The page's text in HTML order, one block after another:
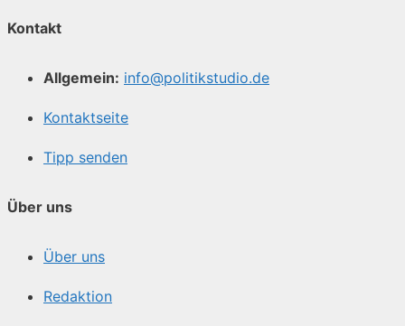
Kontakt
Allgemein: info@politikstudio.de
Kontaktseite
Tipp senden
Über uns
Über uns
Redaktion